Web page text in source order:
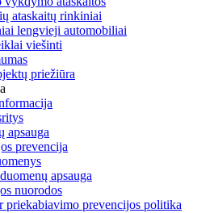
ataskaitų rinkiniai
lengvieji automobiliai
viešinti
priežiūra
apsauga
prevencija
apsauga
nuorodos
priekabiavimo prevencijos politika